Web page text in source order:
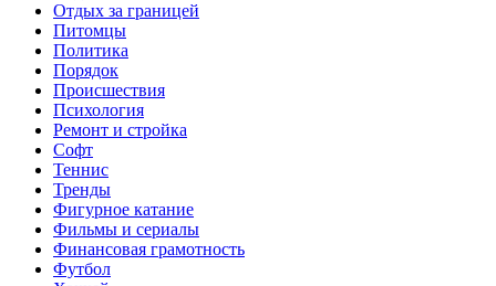
Отдых за границей
Питомцы
Политика
Порядок
Происшествия
Психология
Ремонт и стройка
Софт
Теннис
Тренды
Фигурное катание
Фильмы и сериалы
Финансовая грамотность
Футбол